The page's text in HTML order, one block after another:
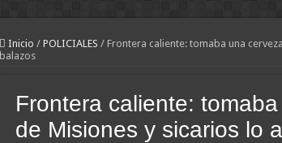
Inicio / POLICIALES / Frontera caliente: tomaba una
balazos
Frontera caliente:
de Misiones y sicarios lo